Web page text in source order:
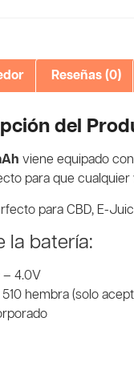
Reseñas (0)
del
viene equipado
para que cualquier
para CBD, E-
la batería:
– 4.0V
510 hembra (solo